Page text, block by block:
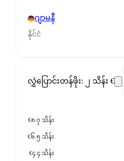
ဂျာမနီ
နိုင်ငံ
လွှဲပြောင်းတန်ဖိုး: ၂ သိန်း €
€၈.၇ သိန်း
€၆.၅ သိန်း
€၄.၄ သိန်း